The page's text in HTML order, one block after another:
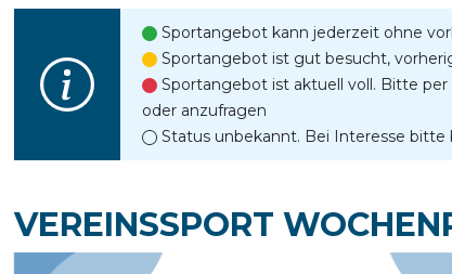
Sportangebot kann jederzeit ohne
Sportangebot ist gut besucht,
Sportangebot ist aktuell voll. Bitte
oder anzufragen
Status unbekannt. Bei Interesse
VEREINSSPORT